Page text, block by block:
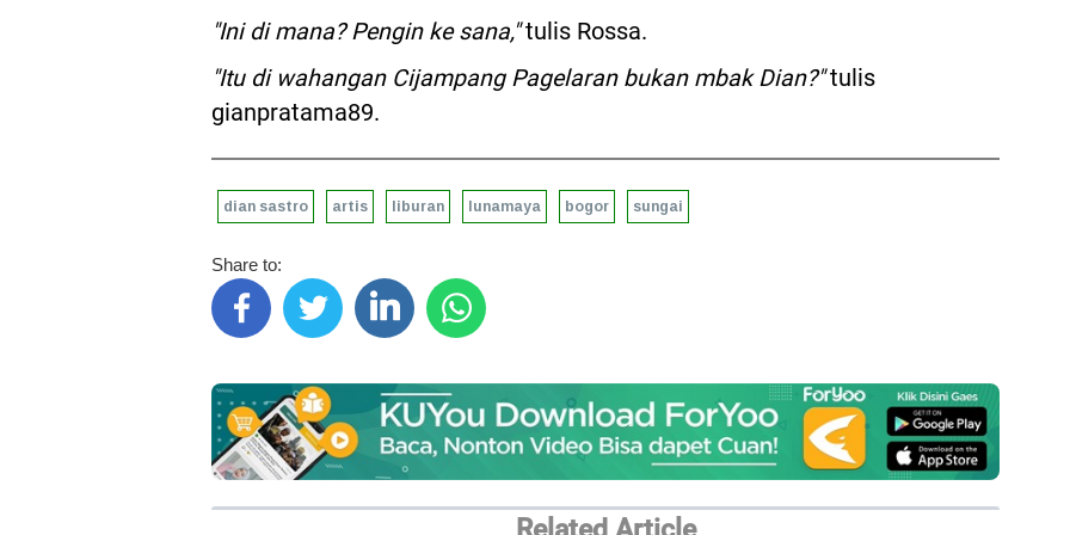
"Ini di mana? Pengin ke sana,"tulis Rossa.
"Itu di wahangan Cijampang Pagelaran bukan mbak Dian?"tulis
gianpratama89.
dian sastro artis liburan lunamaya bogor sungai
Share to: